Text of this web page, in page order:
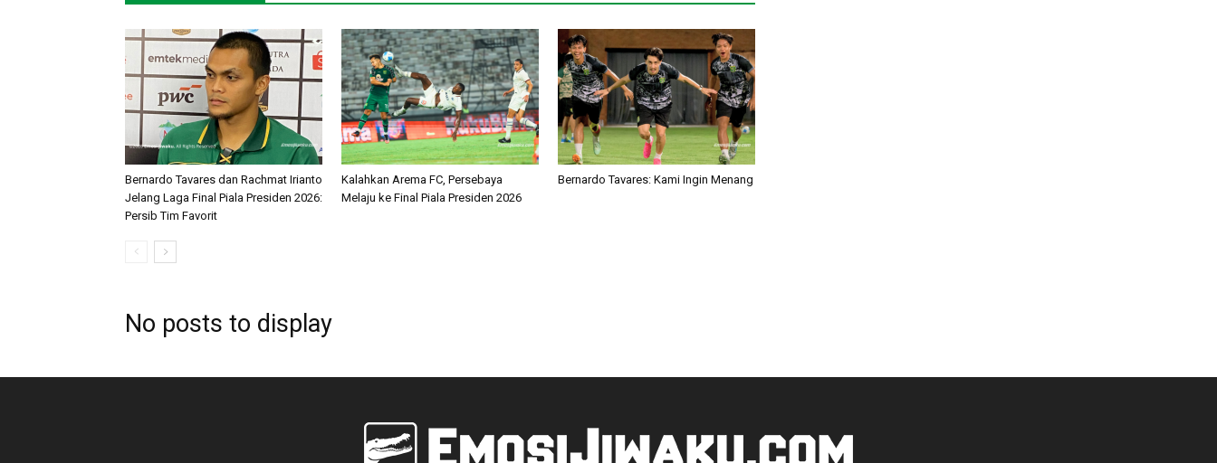
Bernardo Tavares dan Rachmat Irianto
Jelang Laga Final Piala Presiden 2026:
Persib Tim Favorit
Kalahkan Arema FC, Persebaya
Melaju ke Final Piala Presiden 2026
Bernardo Tavares: Kami Ingin Menang
No posts to display